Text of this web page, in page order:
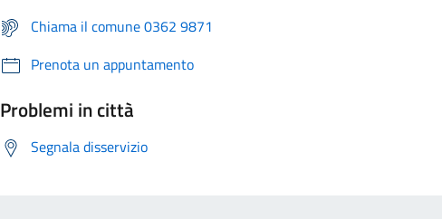
Chiama il comune 0362 9871
Prenota un appuntamento
Problemi in città
Segnala disservizio